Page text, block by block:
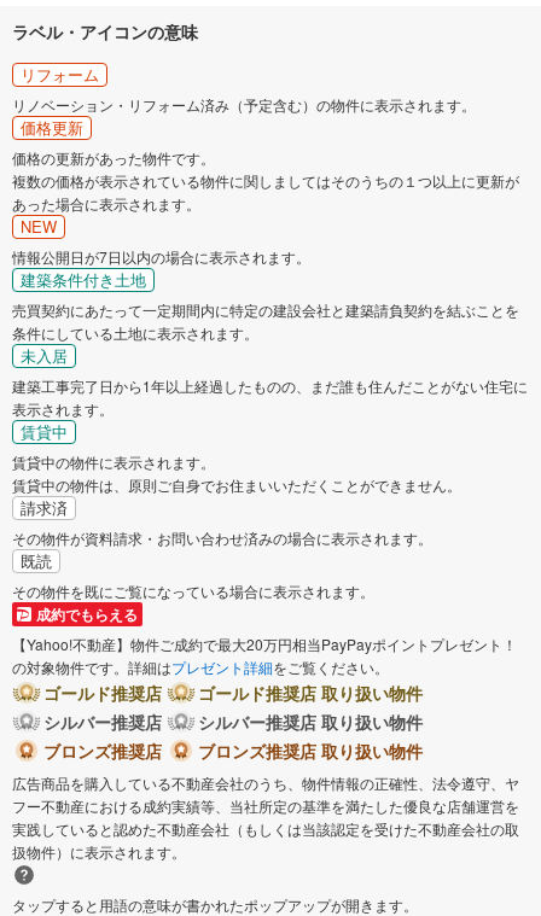
ラベル・アイコンの意味
リフォーム
リノベーション・リフォーム済み（予定含む）の物件に表示されます。
価格更新
価格の更新があった物件です。
複数の価格が表示されている物件に関しましてはそのうちの１つ以上に更新が
あった場合に表示されます。
NEW
情報公開日が7日以内の場合に表示されます。
建築条件付き土地
売買契約にあたって一定期間内に特定の建設会社と建築請負契約を結ぶことを
条件にしている土地に表示されます。
未入居
建築工事完了日から1年以上経過したものの、まだ誰も住んだことがない住宅に
表示されます。
賃貸中
賃貸中の物件に表示されます。
賃貸中の物件は、原則ご自身でお住まいいただくことができません。
請求済
その物件が資料請求・お問い合わせ済みの場合に表示されます。
既読
その物件を既にご覧になっている場合に表示されます。
成約でもらえる
【Yahoo!不動産】物件ご成約で最大20万円相当PayPayポイントプレゼント！
の対象物件です。詳細はプレゼント詳細をご覧ください。
ゴールド推奨店
ゴールド推奨店 取り扱い物件
シルバー推奨店
シルバー推奨店 取り扱い物件
ブロンズ推奨店
ブロンズ推奨店 取り扱い物件
広告商品を購入している不動産会社のうち、物件情報の正確性、法令遵守、ヤ
フー不動産における成約実績等、当社所定の基準を満たした優良な店舗運営を
実践していると認めた不動産会社（もしくは当該認定を受けた不動産会社の取
扱物件）に表示されます。
タップすると用語の意味が書かれたポップアップが開きます。